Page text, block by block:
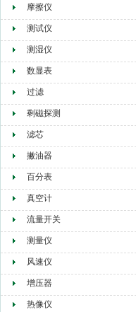
摩擦仪
测试仪
测湿仪
数显表
过滤
剩磁探测
滤芯
撇油器
百分表
真空计
流量开关
测量仪
风速仪
增压器
热像仪